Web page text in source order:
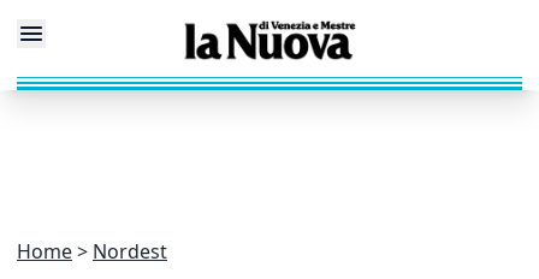
Home Nordest